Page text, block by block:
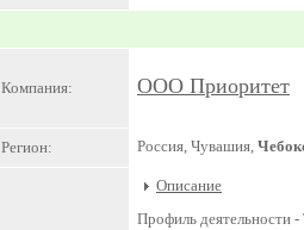
Компания: ООО Приоритет
Регион: Россия, Чувашия,
Описание
Профиль деятельности -